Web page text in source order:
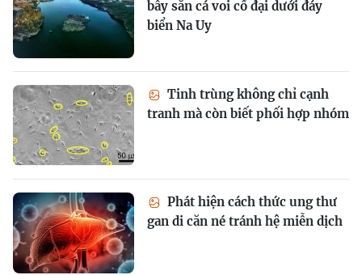
bẫy săn cá voi cổ đại dưới đáy
biển Na Uy
Tinh trùng không chỉ cạnh
tranh mà còn biết phối hợp nhóm
Phát hiện cách thức ung thư
gan di căn né tránh hệ miễn dịch